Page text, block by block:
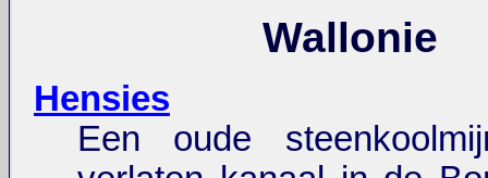
Wallonie
Hensies
Een oude